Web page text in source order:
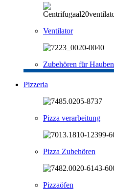
Ventilator
Zubehören für Hauben
Pizzeria
Pizza verarbeitung
Pizza Zubehören
Pizzaöfen